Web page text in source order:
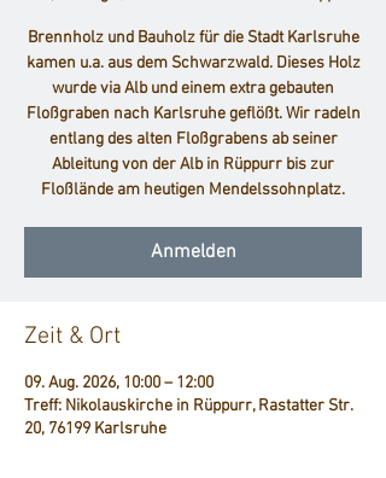
Brennholz und Bauholz für die Stadt Karlsruhe
kamen u.a. aus dem Schwarzwald. Dieses Holz
wurde via Alb und einem extra gebauten
Floßgraben nach Karlsruhe geflößt. Wir radeln
entlang des alten Floßgrabens ab seiner
Ableitung von der Alb in Rüppurr bis zur
Floßlände am heutigen Mendelssohnplatz.
Anmelden
Zeit & Ort
09. Aug. 2026, 10:00 – 12:00
Treff: Nikolauskirche in Rüppurr, Rastatter Str.
20, 76199 Karlsruhe